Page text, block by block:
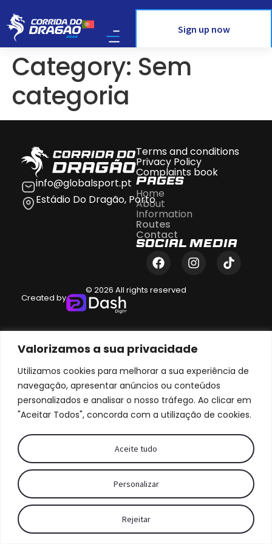
Valorizamos a sua privacidade
Utilizamos cookies para melhorar a sua experiência de
navegação, apresentar anúncios ou conteúdos
personalizados e analisar o nosso tráfego. Ao clicar em
"Aceitar Todos", concorda com a utilização de cookies.
Personalizar
Rejeitar
Aceite tudo
Sign up now
Category: Sem
categoria
info@globalsport.pt
Estádio Do Dragão, Porto
Terms and conditions
Privacy Policy
Complaints book
Pages
Home
About
Information
Routes
Contact
Social Media
© 2026 All rights reserved
Created by